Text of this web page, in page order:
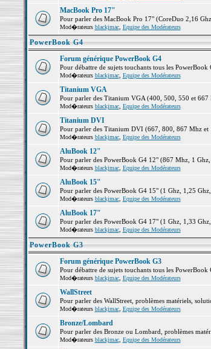
MacBook Pro 17"
Pour parler des MacBook Pro 17" (CoreDuo 2,16
Mod�rateurs blackjmac, Equipe des Modérateurs
PowerBook G4
Forum générique PowerBook G4
Pour débattre de sujets touchants tous les PowerBook
Mod�rateurs blackjmac, Equipe des Modérateurs
Titanium VGA
Pour parler des Titanium VGA (400, 500, 550 et 667
Mod�rateurs blackjmac, Equipe des Modérateurs
Titanium DVI
Pour parler des Titanium DVI (667, 800, 867 Mhz et
Mod�rateurs blackjmac, Equipe des Modérateurs
AluBook 12"
Pour parler des PowerBook G4 12" (867 Mhz, 1
Mod�rateurs blackjmac, Equipe des Modérateurs
AluBook 15"
Pour parler des PowerBook G4 15" (1 Ghz, 1,25
Mod�rateurs blackjmac, Equipe des Modérateurs
AluBook 17"
Pour parler des PowerBook G4 17" (1 Ghz, 1,33
Mod�rateurs blackjmac, Equipe des Modérateurs
PowerBook G3
Forum générique PowerBook G3
Pour débattre de sujets touchants tous les PowerBook
Mod�rateurs blackjmac, Equipe des Modérateurs
WallStreet
Pour parler des WallStreet, problèmes matériels,
Mod�rateurs blackjmac, Equipe des Modérateurs
Bronze/Lombard
Pour parler des Bronze ou Lombard, problèmes
Mod�rateurs blackjmac, Equipe des Modérateurs